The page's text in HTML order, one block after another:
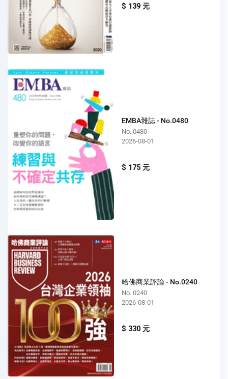
$ 139 元
EMBA雜誌 - No.0480
No. 0480
2026-08-01
$ 175 元
哈佛商業評論 - No.0240
No. 0240
2026-08-01
$ 330 元